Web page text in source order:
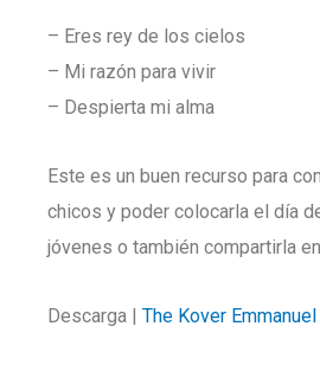
– Eres rey de los cielos
– Mi razón para vivir
– Despierta mi alma
Este es un buen recurso para
chicos y poder colocarla el día
jóvenes o también compartirla
Descarga | The Kover